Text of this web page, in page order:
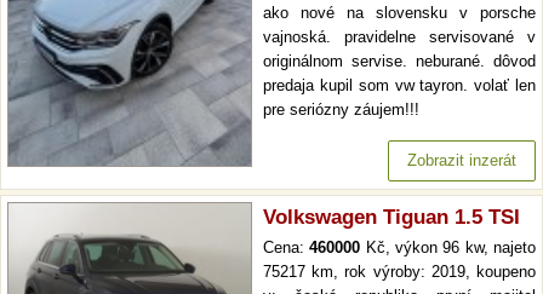
ako nové na slovensku v porsche
vajnoská. pravidelne servisované v
originálnom servise. neburané. dôvod
predaja kupil som vw tayron. volať len
pre seriózny záujem!!!
Zobrazit inzerát
Volkswagen Tiguan 1.5 TSI
Cena:460000 Kč, výkon 96 kw, najeto
75217 km, rok výroby: 2019, koupeno